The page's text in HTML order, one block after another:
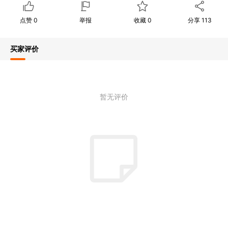
点赞 0 举报 收藏 0 分享 113
买家评价
暂无评价